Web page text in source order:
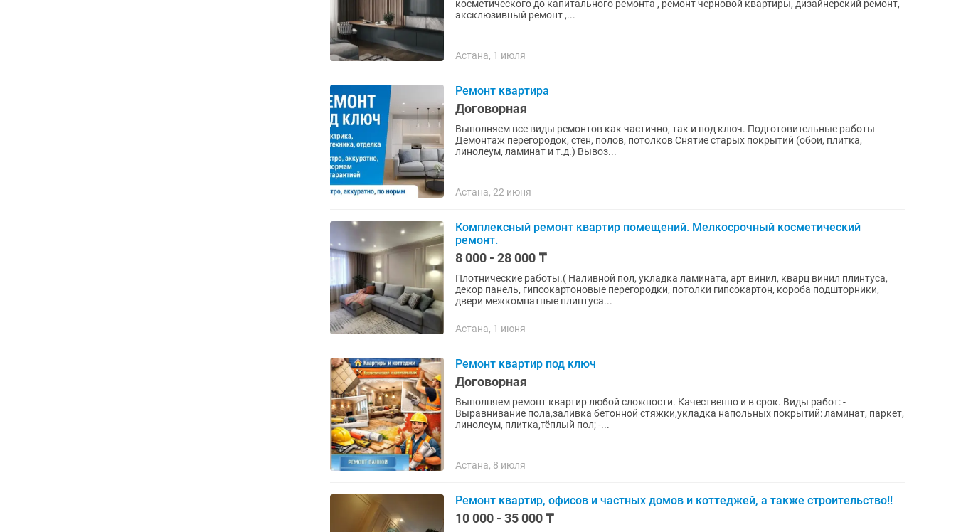
косметического до капитального ремонта , ремонт черновой квартиры, дизайнерский ремонт,
эксклюзивный ремонт ,...
Астана, 1 июля
Ремонт квартира
Договорная
Выполняем все виды ремонтов как частично, так и под ключ. Подготовительные работы
Демонтаж перегородок, стен, полов, потолков Снятие старых покрытий (обои, плитка,
линолеум, ламинат и т.д.) Вывоз...
Астана, 22 июня
Комплексный ремонт квартир помещений. Мелкосрочный косметический
ремонт.
8 000 - 28 000 ₸
Плотнические работы.( Наливной пол, укладка ламината, арт винил, кварц винил плинтуса,
декор панель, гипсокартоновые перегородки, потолки гипсокартон, короба подшторники,
двери межкомнатные плинтуса...
Астана, 1 июня
Ремонт квартир под ключ
Договорная
Выполняем ремонт квартир любой сложности. Качественно и в срок. Виды работ: -
Выравнивание пола,заливка бетонной стяжки,укладка напольных покрытий: ламинат, паркет,
линолеум, плитка,тёплый пол; -...
Астана, 8 июля
Ремонт квартир, офисов и частных домов и коттеджей, а также строительство!!
10 000 - 35 000 ₸